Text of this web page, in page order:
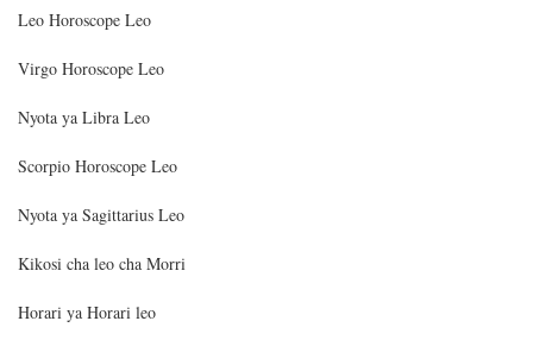
Leo Horoscope Leo
Virgo Horoscope Leo
Nyota ya Libra Leo
Scorpio Horoscope Leo
Nyota ya Sagittarius Leo
Kikosi cha leo cha Morri
Horari ya Horari leo